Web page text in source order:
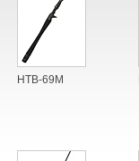
HTB-69M